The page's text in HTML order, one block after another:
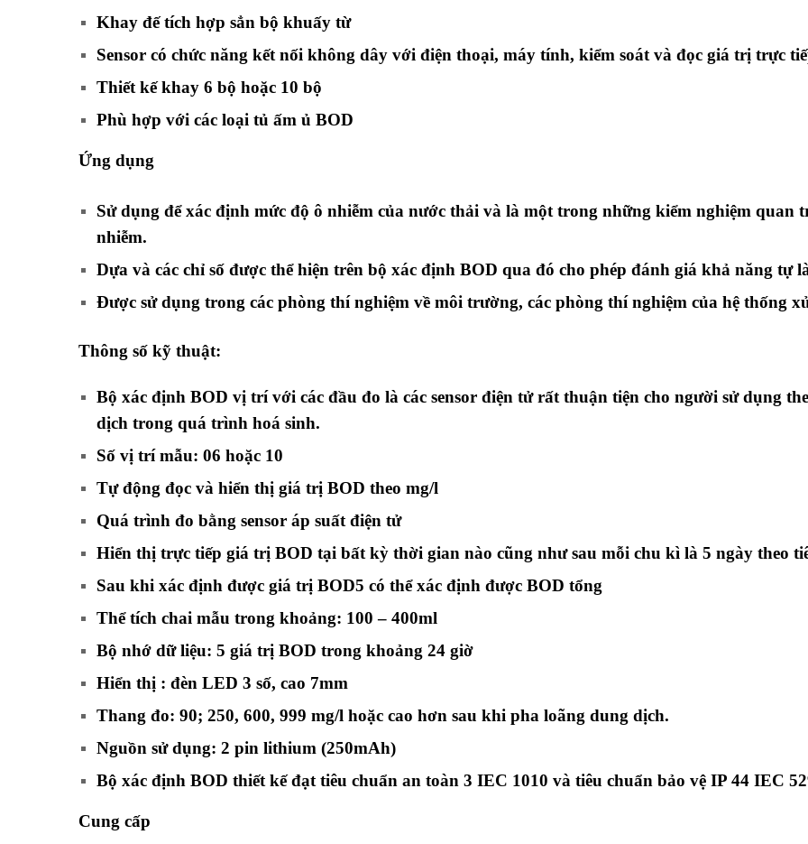
Khay đế tích hợp sẳn bộ khuấy từ
Sensor có chức năng kết nối không dây với điện thoại, máy tính, kiểm soát và đọc giá trị trực
Thiết kế khay 6 bộ hoặc 10 bộ
Phù hợp với các loại tủ ấm ủ BOD
Ứng dụng
Sử dụng để xác định mức độ ô nhiễm của nước thải và là một trong những kiểm nghiệm quan
nhiễm.
Dựa và các chỉ số được thể hiện trên bộ xác định BOD qua đó cho phép đánh giá khả năng tự
Được sử dụng trong các phòng thí nghiệm về môi trường, các phòng thí nghiệm của hệ thống
Thông số kỹ thuật:
Bộ xác định BOD vị trí với các đầu đo là các sensor điện tử rất thuận tiện cho người sử dụng
dịch trong quá trình hoá sinh.
Số vị trí mẫu: 06 hoặc 10
Tự động đọc và hiển thị giá trị BOD theo mg/l
Quá trình đo bằng sensor áp suất điện tử
Hiển thị trực tiếp giá trị BOD tại bất kỳ thời gian nào cũng như sau mỗi chu kì là 5 ngày theo
Sau khi xác định được giá trị BOD5 có thể xác định được BOD tổng
Thể tích chai mẫu trong khoảng: 100 – 400ml
Bộ nhớ dữ liệu: 5 giá trị BOD trong khoảng 24 giờ
Hiển thị : đèn LED 3 số, cao 7mm
Thang đo: 90; 250, 600, 999 mg/l hoặc cao hơn sau khi pha loãng dung dịch.
Nguồn sử dụng: 2 pin lithium (250mAh)
Bộ xác định BOD thiết kế đạt tiêu chuẩn an toàn 3 IEC 1010 và tiêu chuẩn bảo vệ IP 44 IEC
Cung cấp